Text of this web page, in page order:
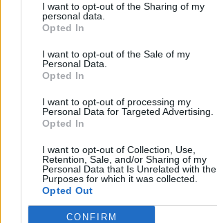
I want to opt-out of the Sharing of my
personal data.
Opted In
I want to opt-out of the Sale of my
Personal Data.
Opted In
I want to opt-out of processing my
Personal Data for Targeted Advertising.
Opted In
I want to opt-out of Collection, Use,
Retention, Sale, and/or Sharing of my
Personal Data that Is Unrelated with the
Purposes for which it was collected.
Opted Out
CONFIRM